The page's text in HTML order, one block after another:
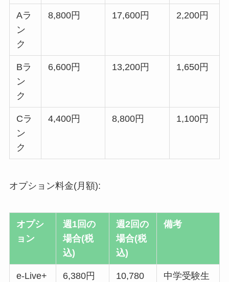
Aラ
ン
ク
8,800円 17,600円 2,200円
Bラ
ン
ク
6,600円 13,200円 1,650円
Cラ
ン
ク
4,400円 8,800円 1,100円
オプション料金(月額):
オプシ
ョン
週1回の
場合(税
込)
週2回の
場合(税
込)
備考
e-Live+ 6,380円
10,780
中学受験生